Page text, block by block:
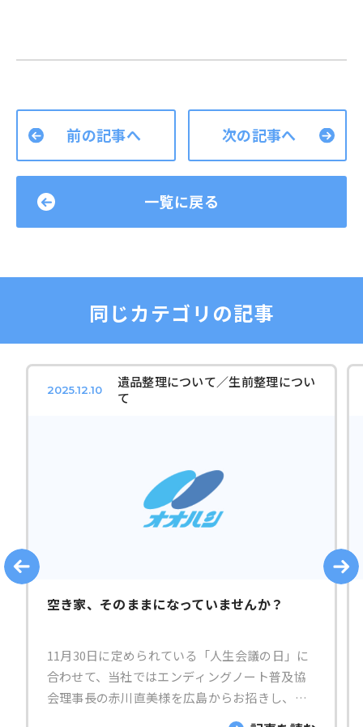
前の記事へ
一覧に戻る
次の記事へ
同じカテゴリの記事
2025.12.10
遺品整理について／生前整理につい
て
空き家、そのままになっていませんか？
11月30日に定められている「人生会議の日」に
合わせて、当社ではエンディングノート普及協
会理事長の赤川直美様を広島からお招きし、講
演会を開催します。弊社オリジナルのエンディ